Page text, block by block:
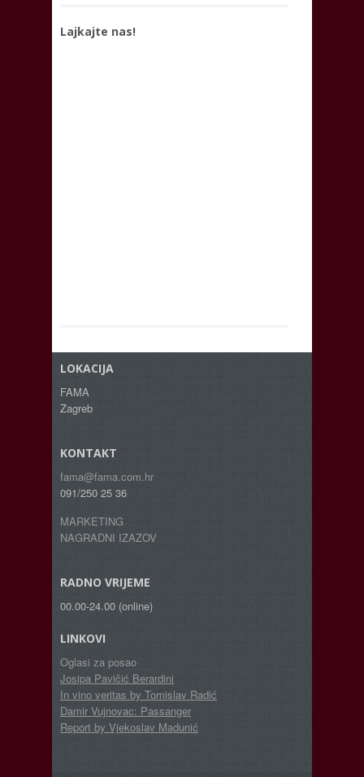
Lajkajte nas!
LOKACIJA
FAMA
Zagreb
KONTAKT
fama@fama.com.hr
091/250 25 36
MARKETING
NAGRADNI IZAZOV
RADNO VRIJEME
00.00-24.00 (online)
LINKOVI
Oglasi za posao
Josipa Pavičić Berardini
In vino veritas by Tomislav Radić
Damir Vujnovac: Passanger
Report by Vjekoslav Madunić